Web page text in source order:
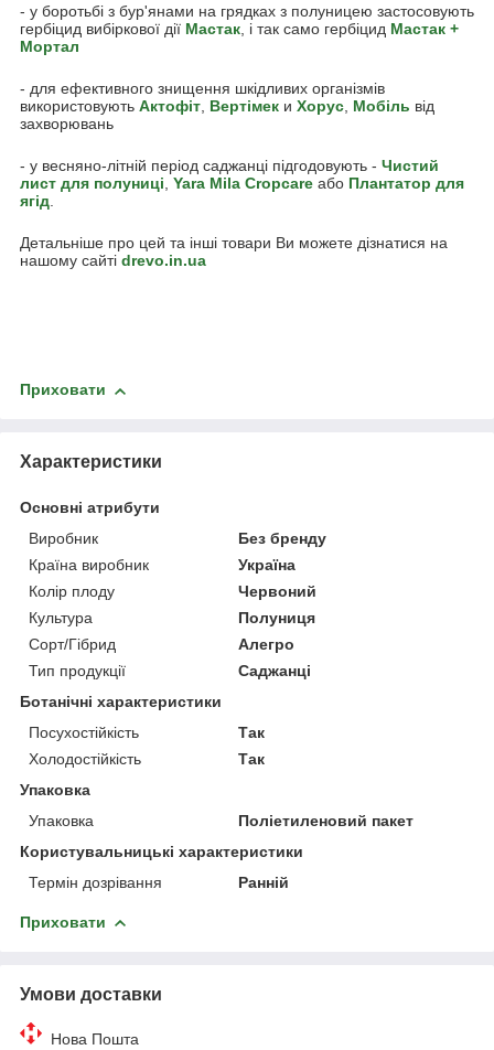
- у боротьбі з бур'янами на грядках з полуницею застосовують
гербіцид вибіркової дії Мастак , і так само гербіцид Мастак +
Мортал
- для ефективного знищення шкідливих організмів
використовують Актофіт Вертімек и Хорус Мобіль від
захворювань
- у весняно-літній період саджанці підгодовують - Чистий
лист для полуниці Yara Mila Cropcare або Плантатор для
ягід
Детальніше про цей та інші товари Ви можете дізнатися на
нашому сайті drevo.in.ua
Приховати
Характеристики
Основні атрибути
Виробник
Без бренду
Країна виробник
Україна
Колір плоду
Червоний
Культура
Полуниця
Сорт/Гібрид
Алегро
Тип продукції
Саджанці
Ботанічні характеристики
Посухостійкість
Так
Холодостійкість
Так
Упаковка
Упаковка
Поліетиленовий пакет
Користувальницькі характеристики
Термін дозрівання
Ранній
Приховати
Умови доставки
Нова Пошта